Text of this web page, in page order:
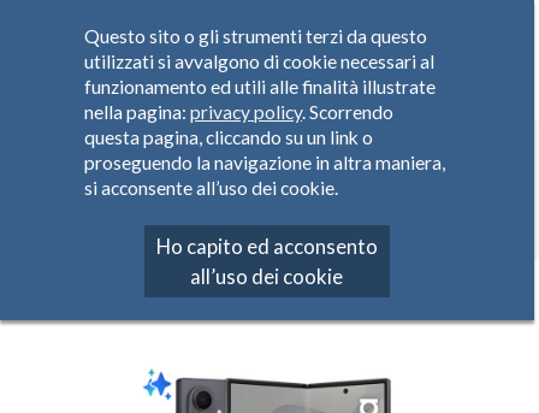
SAMSUNG
Questo sito o gli strumenti terzi da questo
utilizzati si avvalgono di cookie necessari al
funzionamento ed utili alle finalità illustrate
nella pagina:privacy policy. Scorrendo
questa pagina, cliccando su un link o
proseguendo la navigazione in altra maniera,
si acconsente all’uso dei cookie.
Ho capito ed acconsento
all’uso dei cookie